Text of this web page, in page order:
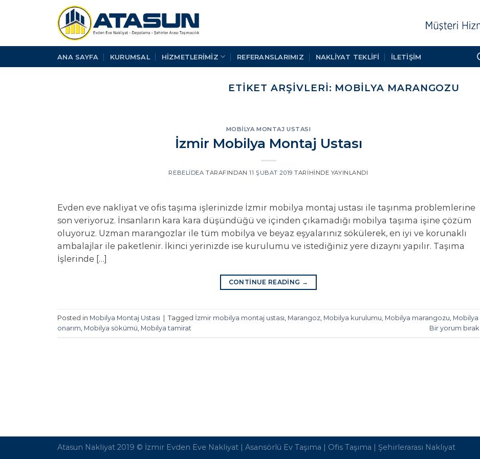
ANA SAYFA KURUMSAL HİZMETLERİMİZ REFERANSLARIMIZ NAKLIYAT TEKLIFI İLETİŞİM
ETIKET ARŞIVLERI: MOBILYA MARANGOZU
MOBILYA MONTAJ USTASI
İzmir Mobilya Montaj Ustası
REBELIDEA TARAFINDAN 11 ŞUBAT 2019 TARIHINDE YAYINLANDI
Evden eve nakliyat ve ofis taşıma işlerinizde İzmir mobilya montaj ustası ile taşınma problemlerine
son veriyoruz. İnsanların kara kara düşündüğü ve içinden çıkamadığı mobilya taşıma işine çözüm
oluyoruz. Uzman marangozlar ile tüm mobilya ve beyaz eşyalarınız sökülerek, en iyi ve korunaklı
ambalajlar ile paketlenir. İkinci yerinizde ise kurulumu ve istediğiniz yere dizaynı yapılır. Taşıma
İşlerinde […]
CONTINUE READING →
Posted in Mobilya Montaj Ustası | Tagged İzmir mobilya montaj ustası, Marangoz, Mobilya kurulumu, Mobilya marangozu, Mobilya
onarım, Mobilya sökümü, Mobilya tamirat Bir yorum bırak
Atasun Nakliyat 2019 © İzmir Evden Eve Nakliyat | Asansörlü Ev Taşıma | Ofis Taşıma | Şehirlerarası Nakliyat